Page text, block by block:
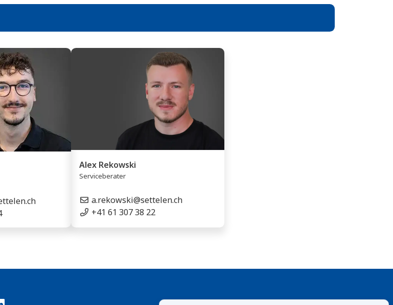
Alex Rekowski
Serviceberater
a.rekowski@settelen.ch
+41 61 307 38 22